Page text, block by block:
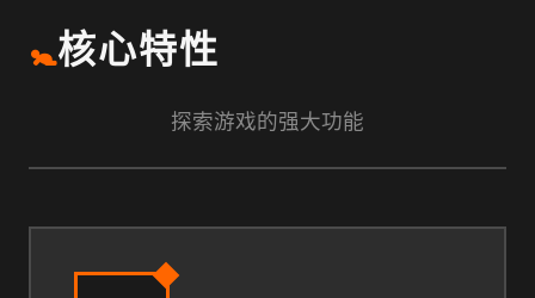
🚼核心特性
探索游戏的强大功能